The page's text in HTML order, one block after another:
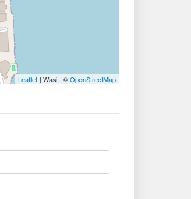
Leaflet | Wasi - ©OpenStreetMap